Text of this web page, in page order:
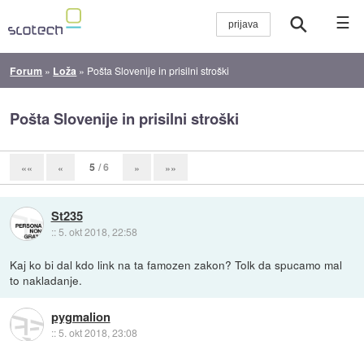
☰
Forum » Loža » Pošta Slovenije in prisilni stroški
Pošta Slovenije in prisilni stroški
«« « 5 / 6 » »»
St235
:: 5. okt 2018, 22:58
Kaj ko bi dal kdo link na ta famozen zakon? Tolk da spucamo mal
to nakladanje.
pygmalion
::5. okt 2018, 23:08